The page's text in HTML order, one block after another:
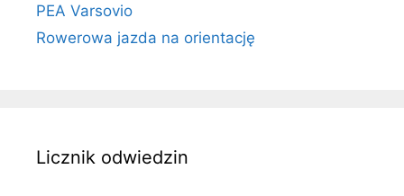
PEA Varsovio
Rowerowa jazda na orientację
Licznik odwiedzin